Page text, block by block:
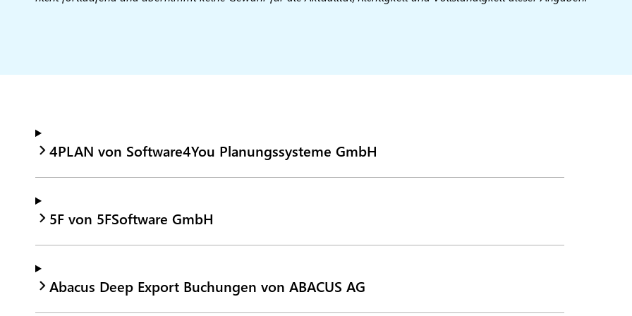
4PLAN von Software4You Planungssysteme GmbH
5F von 5FSoftware GmbH
Abacus Deep Export Buchungen von ABACUS AG